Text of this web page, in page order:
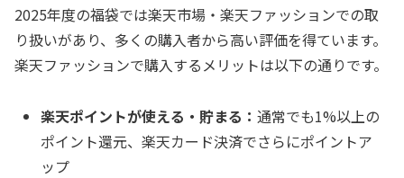
2025年度の福袋では楽天市場・楽天ファッションでの取
り扱いがあり、多くの購入者から高い評価を得ています。
楽天ファッションで購入するメリットは以下の通りです。
楽天ポイントが使える・貯まる：通常でも1%以上の
ポイント還元、楽天カード決済でさらにポイントア
ップ